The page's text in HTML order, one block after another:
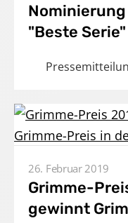
Nominierung
"Beste Serie"
26. Februar 2019
Grimme-
gewinnt
Home
Unternehmen